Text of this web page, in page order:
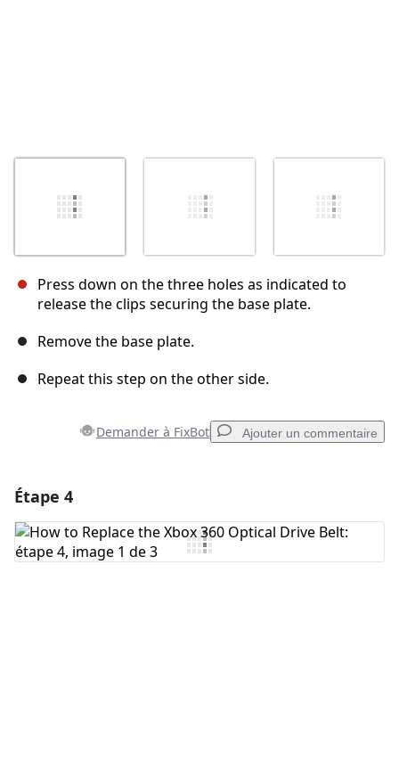
Press down on the three holes as indicated to
release the clips securing the base plate.
Remove the base plate.
Repeat this step on the other side.
Demander à FixBot Ajouter un commentaire
Ajouter un commentaire
Étape 4